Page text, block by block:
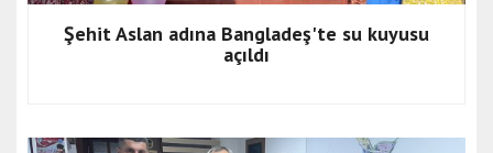
Şehit Aslan adına Bangladeş'te su kuyusu
açıldı